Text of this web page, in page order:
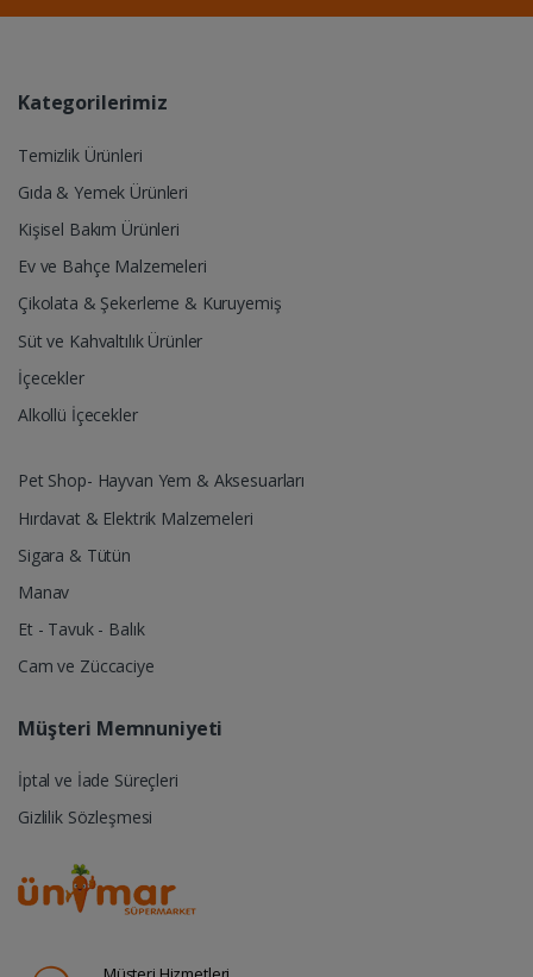
Kategorilerimiz
Temizlik Ürünleri
Gıda & Yemek Ürünleri
Kişisel Bakım Ürünleri
Ev ve Bahçe Malzemeleri
Çikolata & Şekerleme & Kuruyemiş
Süt ve Kahvaltılık Ürünler
İçecekler
Alkollü İçecekler
Pet Shop- Hayvan Yem & Aksesuarları
Hırdavat & Elektrik Malzemeleri
Sigara & Tütün
Manav
Et - Tavuk - Balık
Cam ve Züccaciye
Müşteri Memnuniyeti
İptal ve İade Süreçleri
Gizlilik Sözleşmesi